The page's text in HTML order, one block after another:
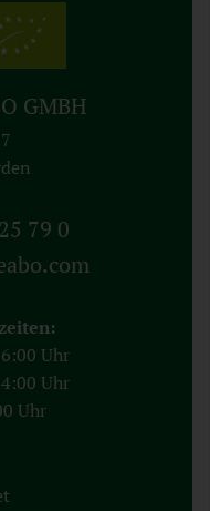
GMBH
79 0
Uhr
Uhr
Uhr